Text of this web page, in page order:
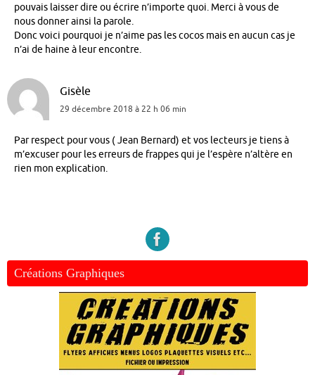
pouvais laisser dire ou écrire n’importe quoi. Merci à vous de
nous donner ainsi la parole.
Donc voici pourquoi je n’aime pas les cocos mais en aucun cas je
n’ai de haine à leur encontre.
Gisèle
29 décembre 2018 à 22 h 06 min
Par respect pour vous ( Jean Bernard) et vos lecteurs je tiens à
m’excuser pour les erreurs de frappes qui je l’espère n’altère en
rien mon explication.
Créations Graphiques